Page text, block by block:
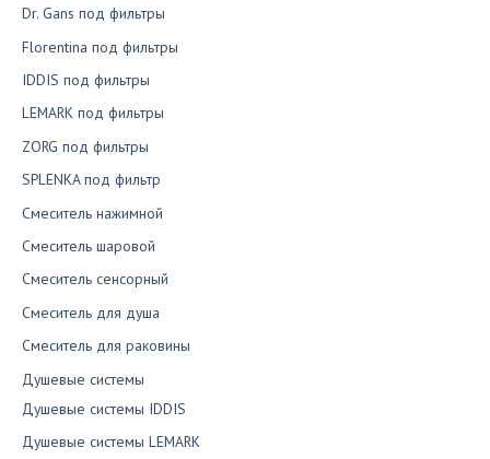
Dr. Gans под фильтры
Florentina под фильтры
IDDIS под фильтры
LEMARK под фильтры
ZORG под фильтры
SPLENKA под фильтр
Смеситель нажимной
Смеситель шаровой
Смеситель сенсорный
Смеситель для душа
Смеситель для раковины
Душевые системы
Душевые системы IDDIS
Душевые системы LEMARK